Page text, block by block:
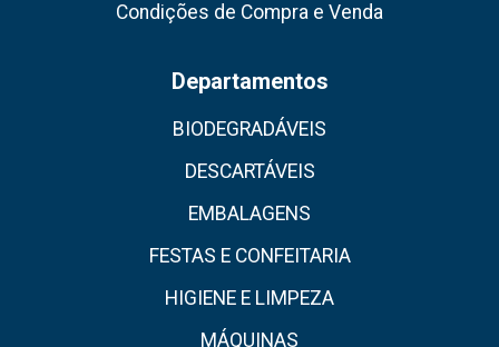
Condições de Compra e Venda
Departamentos
BIODEGRADÁVEIS
DESCARTÁVEIS
EMBALAGENS
FESTAS E CONFEITARIA
HIGIENE E LIMPEZA
MÁQUINAS